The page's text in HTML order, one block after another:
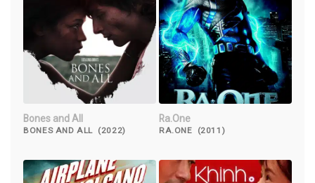
Bones and All
BONES AND ALL (2022)
Ra.One
RA.ONE (2011)